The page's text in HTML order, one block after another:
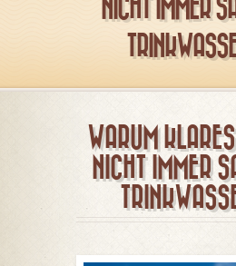
NICHT IMMER
WARUM
NICHT IMMER